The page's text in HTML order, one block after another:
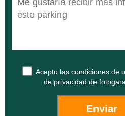
Acepto las condiciones de
de privacidad de